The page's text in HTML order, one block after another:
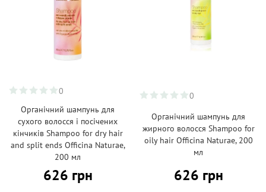
0
Органічний шампунь для
сухого волосся і посічених
кінчиків Shampoo for dry hair
and split ends Officina Naturae,
200 мл
626 грн
0
Органічний шампунь для
жирного волосся Shampoo for
oily hair Officina Naturae, 200
мл
626 грн